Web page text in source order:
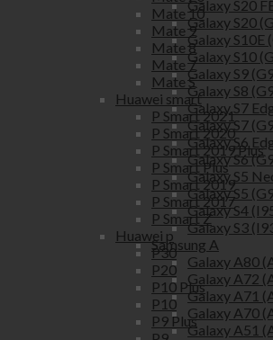
Galaxy S20
Galaxy S20
Galaxy S10E
Galaxy S10
Galaxy S9
Galaxy S8
Galaxy S7
Galaxy S7
Galaxy S6
Galaxy S6
Galaxy S5
Galaxy S5
Galaxy S4
Galaxy S3
Samsung A
Galaxy A80
Galaxy A72
Galaxy A71
Galaxy A70
Galaxy A51
Mate 10
Mate 9
Mate 8
Mate 7
Mate S
Huawei smart
P Smart 2021
P Smart 2020
P Smart 2019 Plus
P Smart Plus
P Smart 2019
P Smart 2017
P Smart Z
Huawei p
P30
P20
P10 Plus
P10
P9 Plus